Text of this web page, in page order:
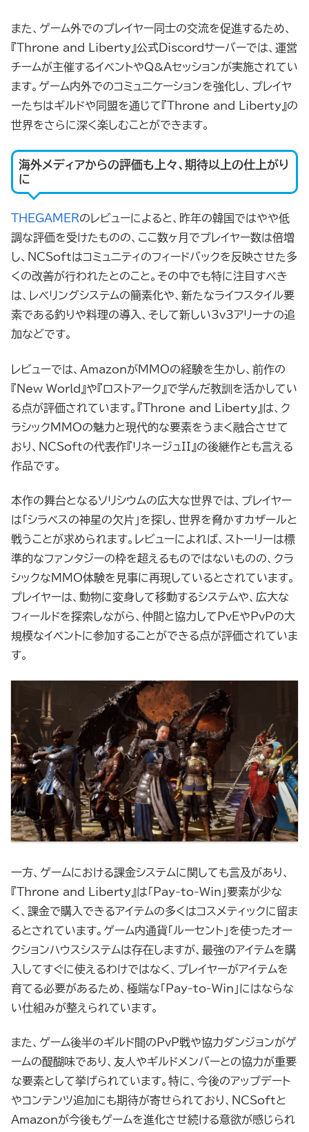
また、ゲーム外でのプレイヤー同士の交流を促進するため、
『Throne and Liberty』公式Discordサーバーでは、運営
チームが主催するイベントやQ&Aセッションが実施されてい
ます。ゲーム内外でのコミュニケーションを強化し、プレイヤ
ーたちはギルドや同盟を通じて『Throne and Liberty』の
世界をさらに深く楽しむことができます。
海外メディアからの評価も上々、期待以上の仕上がり
に
THEGAMERのレビューによると、昨年の韓国ではやや低
調な評価を受けたものの、ここ数ヶ月でプレイヤー数は倍増
し、NCSoftはコミュニティのフィードバックを反映させた多
くの改善が行われたとのこと。その中でも特に注目すべき
は、レベリングシステムの簡素化や、新たなライフスタイル要
素である釣りや料理の導入、そして新しい3v3アリーナの追
加などです。
レビューでは、AmazonがMMOの経験を生かし、前作の
『New World』や『ロストアーク』で学んだ教訓を活かしてい
る点が評価されています。『Throne and Liberty』は、ク
ラシックMMOの魅力と現代的な要素をうまく融合させて
おり、NCSoftの代表作『リネージュII』の後継作とも言える
作品です。
本作の舞台となるソリシウムの広大な世界では、プレイヤー
は「シラベスの神星の欠片」を探し、世界を脅かすカザールと
戦うことが求められます。レビューによれば、ストーリーは標
準的なファンタジーの枠を超えるものではないものの、クラ
シックなMMO体験を見事に再現しているとされています。
プレイヤーは、動物に変身して移動するシステムや、広大な
フィールドを探索しながら、仲間と協力してPvEやPvPの大
規模なイベントに参加することができる点が評価されていま
す。
一方、ゲームにおける課金システムに関しても言及があり、
『Throne and Liberty』は「Pay-to-Win」要素が少な
く、課金で購入できるアイテムの多くはコスメティックに留ま
るとされています。ゲーム内通貨「ルーセント」を使ったオー
クションハウスシステムは存在しますが、最強のアイテムを購
入してすぐに使えるわけではなく、プレイヤーがアイテムを
育てる必要があるため、極端な「Pay-to-Win」にはならな
い仕組みが整えられています。
また、ゲーム後半のギルド間のPvP戦や協力ダンジョンがゲ
ームの醍醐味であり、友人やギルドメンバーとの協力が重要
な要素として挙げられています。特に、今後のアップデート
やコンテンツ追加にも期待が寄せられており、NCSoftと
Amazonが今後もゲームを進化させ続ける意欲が感じられ